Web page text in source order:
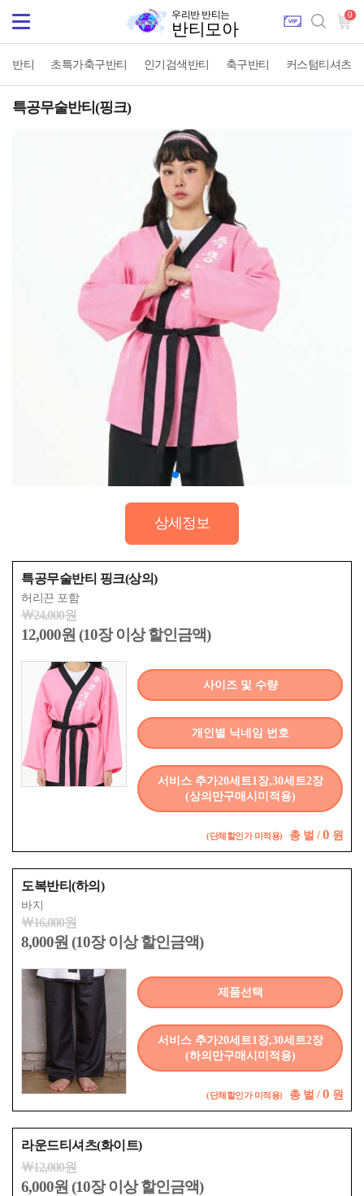
Toggle
navigation
0
우리반 반티는
반티모아
반티 초특가축구반티 인기검색반티 축구반티 커스텀티셔츠
특공무술반티(핑크)
상세정보
특공무술반티 핑크(상의)
허리끈 포함
￦24,000원
12,000원 (10장 이상 할인금액)
사이즈 및 수량
개인별 닉네임 번호
서비스 추가20세트1장,30세트2장
(상의만구매시미적용)
(단체할인가 미적용) 총 벌 / 0 원
도복반티(하의)
바지
￦16,000원
8,000원 (10장 이상 할인금액)
제품선택
서비스 추가20세트1장,30세트2장
(하의만구매시미적용)
(단체할인가 미적용) 총 벌 / 0 원
라운드티셔츠(화이트)
￦12,000원
6,000원 (10장 이상 할인금액)